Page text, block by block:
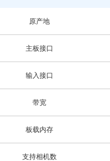
原产地
主板接口
输入接口
带宽
板载内存
支持相机数